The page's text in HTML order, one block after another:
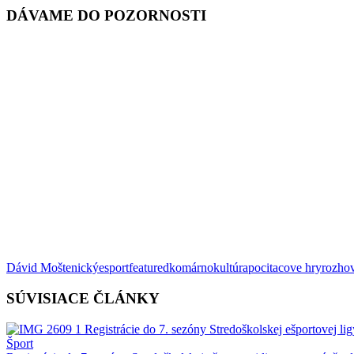
DÁVAME DO POZORNOSTI
Dávid Moštenickýesportfeaturedkomárnokultúrapocitacove hry
SÚVISIACE ČLÁNKY
Šport